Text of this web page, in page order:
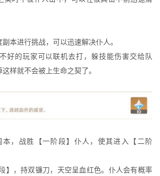
本进行挑战，可以迅速解决仆人。
好的玩家可以联机去打，躲技能伤害交给队
样就不会被上生命之契了。
，战胜【一阶段】仆人，使其进入【二阶
】，持双镰刀，天空呈血红色。仆人会有概率